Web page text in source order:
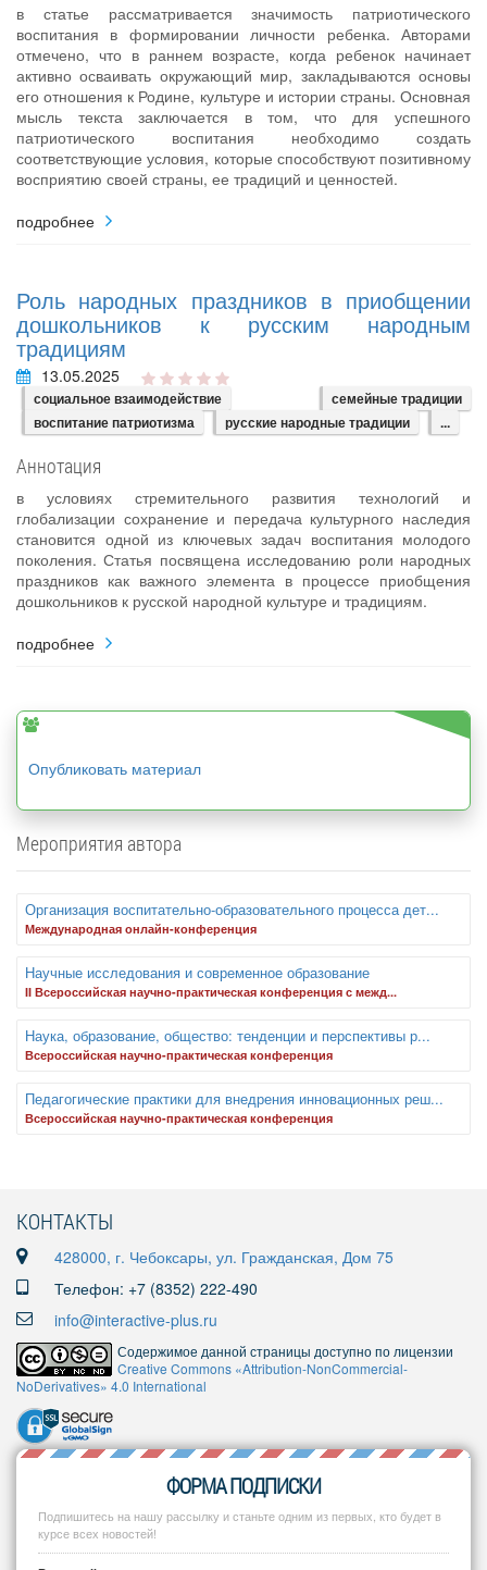
в статье рассматривается значимость патриотического
воспитания в формировании личности ребенка. Авторами
отмечено, что в раннем возрасте, когда ребенок начинает
активно осваивать окружающий мир, закладываются основы
его отношения к Родине, культуре и истории страны. Основная
мысль текста заключается в том, что для успешного
патриотического воспитания необходимо создать
соответствующие условия, которые способствуют позитивному
восприятию своей страны, ее традиций и ценностей.
подробнее
Роль народных праздников в приобщении
дошкольников к русским народным
традициям
13.05.2025
социальное взаимодействие
семейные традиции
воспитание патриотизма
русские народные традиции ...
Аннотация
в условиях стремительного развития технологий и
глобализации сохранение и передача культурного наследия
становится одной из ключевых задач воспитания молодого
поколения. Статья посвящена исследованию роли народных
праздников как важного элемента в процессе приобщения
дошкольников к русской народной культуре и традициям.
подробнее
Опубликовать материал
Мероприятия автора
Организация воспитательно-образовательного процесса дет...
Международная онлайн-конференция
Научные исследования и современное образование
II Всероссийская научно-практическая конференция с межд...
Наука, образование, общество: тенденции и перспективы р...
Всероссийская научно-практическая конференция
Педагогические практики для внедрения инновационных реш...
Всероссийская научно-практическая конференция
КОНТАКТЫ
428000, г. Чебоксары, ул. Гражданская, Дом 75
Телефон: +7 (8352) 222-490
info@interactive-plus.ru
Содержимое данной страницы доступно по лицензии
Creative Commons «Attribution-NonCommercial-
NoDerivatives» 4.0 International
ФОРМА ПОДПИСКИ
Подпишитесь на нашу рассылку и станьте одним из первых, кто будет в
курсе всех новостей!